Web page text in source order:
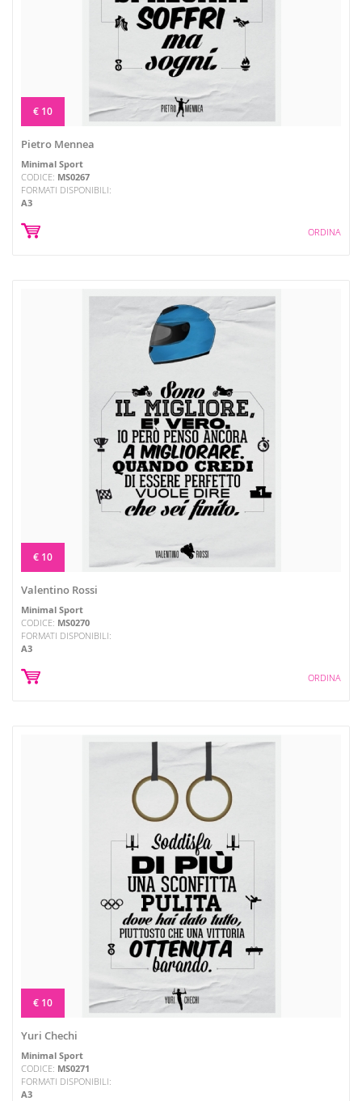
€ 10
Pietro Mennea
Minimal Sport
CODICE: MS0267
FORMATI DISPONIBILI:
A3
ORDINA
€ 10
Valentino Rossi
Minimal Sport
CODICE: MS0270
FORMATI DISPONIBILI:
A3
ORDINA
€ 10
Yuri Chechi
Minimal Sport
CODICE: MS0271
FORMATI DISPONIBILI:
A3